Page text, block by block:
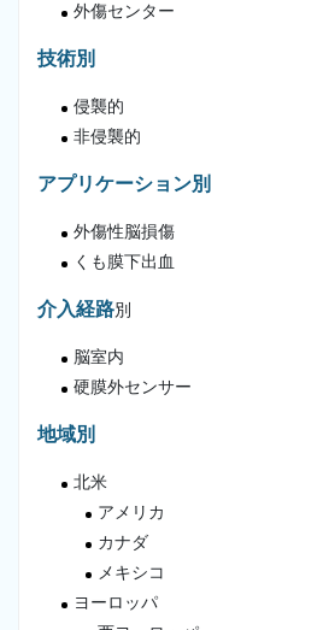
外傷センター
技術別
侵襲的
非侵襲的
アプリケーション別
外傷性脳損傷
くも膜下出血
介入経路別
脳室内
硬膜外センサー
地域別
北米
アメリカ
カナダ
メキシコ
ヨーロッパ